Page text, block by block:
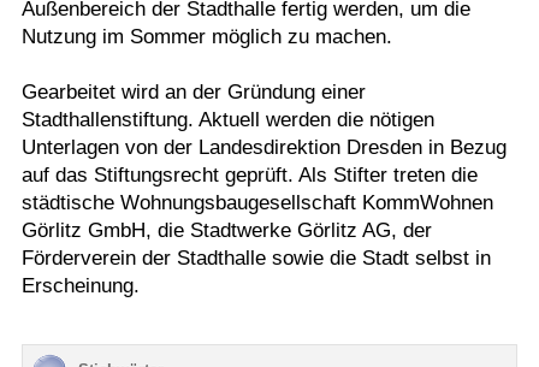
Außenbereich der Stadthalle fertig werden, um die
Nutzung im Sommer möglich zu machen.
Gearbeitet wird an der Gründung einer
Stadthallenstiftung. Aktuell werden die nötigen
Unterlagen von der Landesdirektion Dresden in Bezug
auf das Stiftungsrecht geprüft. Als Stifter treten die
städtische Wohnungsbaugesellschaft KommWohnen
Görlitz GmbH, die Stadtwerke Görlitz AG, der
Förderverein der Stadthalle sowie die Stadt selbst in
Erscheinung.